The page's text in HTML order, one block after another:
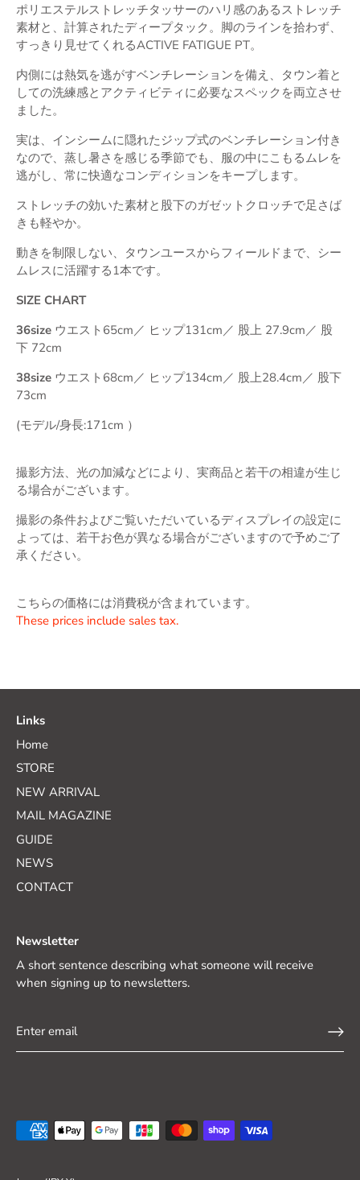
ポリエステルストレッチタッサーのハリ感のあるストレッチ
素材と、計算されたディープタック。脚のラインを拾わず、
すっきり見せてくれるACTIVE FATIGUE PT。
内側には熱気を逃がすベンチレーションを備え、タウン着と
しての洗練感とアクティビティに必要なスペックを両立させ
ました。
実は、インシームに隠れたジップ式のベンチレーション付き
なので、蒸し暑さを感じる季節でも、服の中にこもるムレを
逃がし、常に快適なコンディションをキープします。
ストレッチの効いた素材と股下のガゼットクロッチで足さば
きも軽やか。
動きを制限しない、タウンユースからフィールドまで、シー
ムレスに活躍する1本です。
SIZE CHART
36size ウエスト65cm／ ヒップ131cm／ 股上 27.9cm／ 股
下 72cm
38size ウエスト68cm／ ヒップ134cm／ 股上28.4cm／ 股下
73cm
(モデル/身長:171cm ）
撮影方法、光の加減などにより、実商品と若干の相違が生じ
る場合がございます。
撮影の条件およびご覧いただいているディスプレイの設定に
よっては、若干お色が異なる場合がございますので予めご了
承ください。
こちらの価格には消費税が含まれています。
These prices include sales tax.
Links
Home
STORE
NEW ARRIVAL
MAIL MAGAZINE
GUIDE
NEWS
CONTACT
Newsletter
A short sentence describing what someone will receive
when signing up to newsletters.